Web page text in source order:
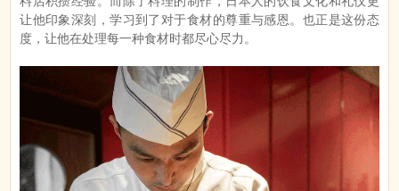
让他印象深刻，学习到了对于食材的尊重与感恩。也正是这份态
度，让他在处理每一种食材时都尽心尽力。